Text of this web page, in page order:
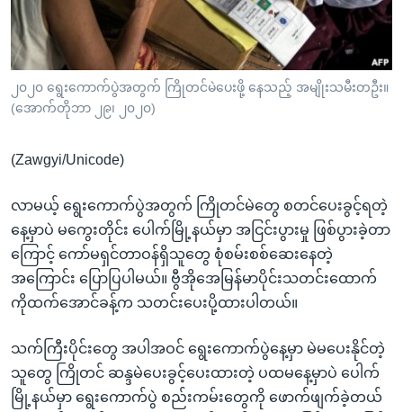
စာမျက်နှာ
သို့
ကျော်
ကြည့်
ရန်
ရန်
သို့
ကျော်
ရန်
ဗွီအိုအေ လူမှုကွန်ယက်များ
၂၀၂၀ ရွေးကောက်ပွဲအတွက် ကြိုတင်မဲပေးဖို့ နေသည့် အမျိုးသမီးတဦး။
(အောက်တိုဘာ ၂၉၊ ၂၀၂၀)
(Zawgyi/Unicode)
လာမယ့် ရွေးကောက်ပွဲအတွက် ကြိုတင်မဲတွေ စတင်ပေးခွင့်ရတဲ့
နေ့မှာပဲ မကွေးတိုင်း ပေါက်မြို့နယ်မှာ အငြင်းပွားမှု ဖြစ်ပွားခဲ့တာ
ကြောင့် ကော်မရှင်တာဝန်ရှိသူတွေ စုံစမ်းစစ်ဆေးနေတဲ့
အကြောင်း ပြောပြပါမယ်။ ဗွီအိုအေမြန်မာပိုင်းသတင်းထောက်
ကိုထက်အောင်ခန့်က သတင်းပေးပို့ထားပါတယ်။
သက်ကြီးပိုင်းတွေ အပါအဝင် ရွေးကောက်ပွဲနေ့မှာ မဲမပေးနိုင်တဲ့
သူတွေ ကြိုတင် ဆန္ဒမဲပေးခွင့်ပေးထားတဲ့ ပထမနေ့မှာပဲ ပေါက်
မြို့နယ်မှာ ရွေးကောက်ပွဲ စည်းကမ်းတွေကို ဖောက်ဖျက်ခဲ့တယ်